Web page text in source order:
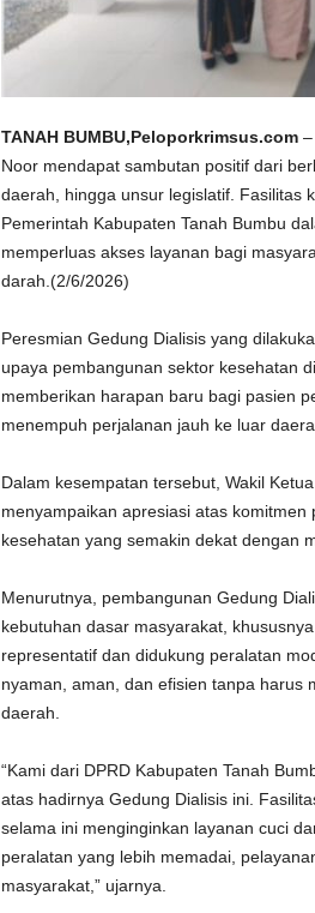
TANAH BUMBU,Peloporkrimsus.com–
Noor mendapat sambutan positif dari
daerah, hingga unsur legislatif. Fasilitas
Pemerintah Kabupaten Tanah Bumbu
memperluas akses layanan bagi
darah.(2/6/2026)
Peresmian Gedung Dialisis yang
upaya pembangunan sektor kesehatan
memberikan harapan baru bagi pasien
menempuh perjalanan jauh ke luar
Dalam kesempatan tersebut, Wakil
menyampaikan apresiasi atas
kesehatan yang semakin dekat dengan
Menurutnya, pembangunan Gedung
kebutuhan dasar masyarakat,
representatif dan didukung peralatan
nyaman, aman, dan efisien tanpa harus
daerah.
“Kami dari DPRD Kabupaten Tanah
atas hadirnya Gedung Dialisis ini.
selama ini menginginkan layanan cuci
peralatan yang lebih memadai,
masyarakat,” ujarnya.